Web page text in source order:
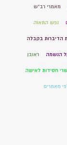
מאמרי רב"ש
נפש התאוה
הדיברות בקבלה
הנשמה ראובן
חסידות לאישה
מאמרים